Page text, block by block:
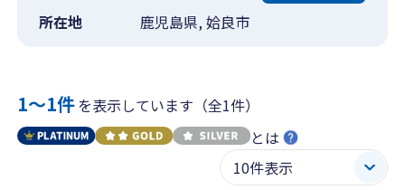
所在地 鹿児島県, 姶良市
1〜1件を表示しています（全1件）
とは